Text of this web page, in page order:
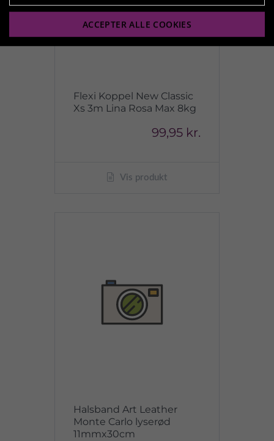
Flexi Koppel New Classic
Xs 3m Lina Rosa Max 8kg
99,95 kr.
Vis produkt
Halsband Art Leather
Monte Carlo lyserød
11mmx30cm
ACCEPTER ALLE COOKIES